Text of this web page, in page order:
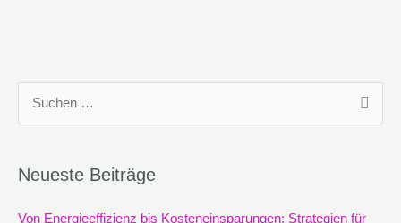
h
e
Neueste Beiträge
Von Energieeffizienz bis Kosteneinsparungen: Strategien für